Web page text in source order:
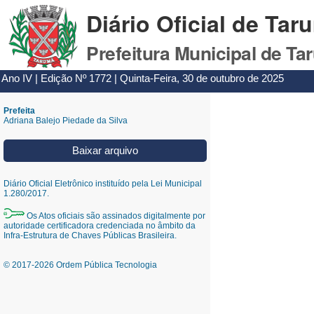
Diário Oficial de
Prefeitura Municipal de
Ano IV | Edição Nº 1772 | Quinta-Feira, 30 de outubro de 2025
Prefeita
Adriana Balejo Piedade da Silva
Baixar arquivo
Diário Oficial Eletrônico instituído pela Lei Municipal
1.280/2017.
Os Atos oficiais são assinados digitalmente por
autoridade certificadora credenciada no âmbito da
Infra-Estrutura de Chaves Públicas Brasileira.
© 2017-2026 Ordem Pública Tecnologia